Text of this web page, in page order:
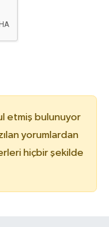
etmiş bulunuyor
yorumlardan
hiçbir şekilde